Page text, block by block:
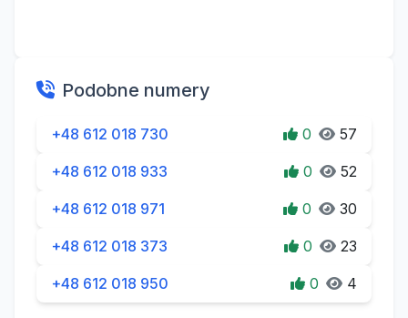
Podobne numery
+48 612 018 730 0 57
+48 612 018 933 0 52
+48 612 018 971 0 30
+48 612 018 373 0 23
+48 612 018 950 0 4